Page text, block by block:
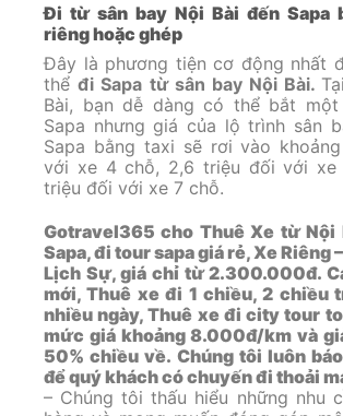
Đi từ sân bay Nội Bài đến Sapa
riêng hoặc ghép
Đây là phương tiện cơ động nhất
thểđi Sapa từ sân bay Nội Bài.
Bài, bạn dễ dàng có thể bắt
Sapa nhưng giá của lộ trình sân
Sapa bằng taxi sẽ rơi vào
với xe 4 chỗ, 2,6 triệu đối với
triệu đối với xe 7 chỗ.
Gotravel365 cho Thuê Xe từ Nội
Sapa, đi tour sapa giá rẻ, Xe Riêng
Lịch Sự, giá chỉ từ 2.300.000đ.
mới, Thuê xe đi 1 chiều, 2 chiều
nhiều ngày, Thuê xe đi city tour
mức giá khoảng 8.000đ/km và
50% chiều về. Chúng tôi luôn
để quý khách có chuyến đi thoải
– Chúng tôi thấu hiểu những nhu